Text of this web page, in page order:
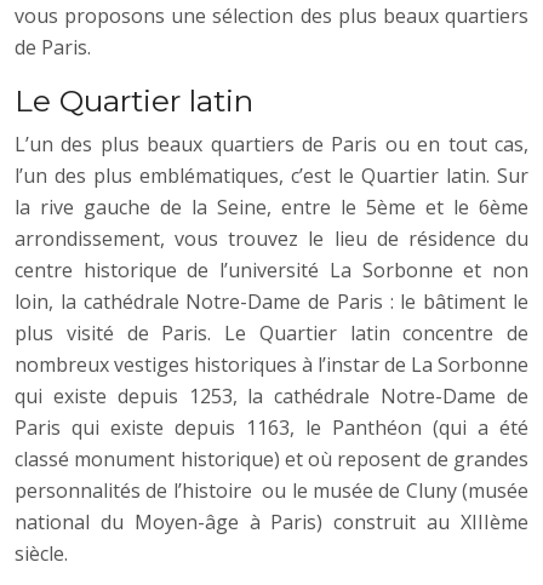
vous proposons une sélection des plus beaux quartiers
de Paris.
Le Quartier latin
L’un des plus beaux quartiers de Paris ou en tout cas,
l’un des plus emblématiques, c’est le Quartier latin. Sur
la rive gauche de la Seine, entre le 5ème et le 6ème
arrondissement, vous trouvez le lieu de résidence du
centre historique de l’université La Sorbonne et non
loin, la cathédrale Notre-Dame de Paris : le bâtiment le
plus visité de Paris. Le Quartier latin concentre de
nombreux vestiges historiques à l’instar de La Sorbonne
qui existe depuis 1253, la cathédrale Notre-Dame de
Paris qui existe depuis 1163, le Panthéon (qui a été
classé monument historique) et où reposent de grandes
personnalités de l’histoire ou le musée de Cluny (musée
national du Moyen-âge à Paris) construit au XIIIème
siècle.